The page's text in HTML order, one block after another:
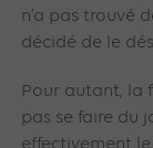
n’a pas trouvé
décidé de le
Pour autant, la
pas se faire du
effectivement